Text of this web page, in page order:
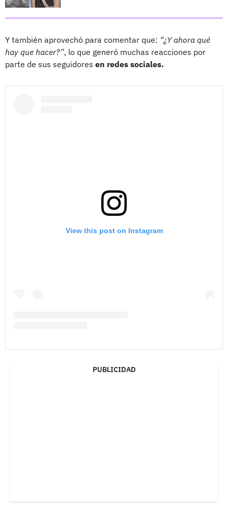
Y también aprovechó para comentar que: “¿Y ahora qué
hay que hacer?”, lo que generó muchas reacciones por
parte de sus seguidores en redes sociales.
View this post on Instagram
PUBLICIDAD